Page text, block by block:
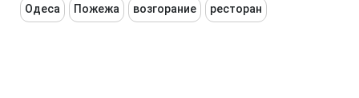
Одеса Пожежа возгорание ресторан